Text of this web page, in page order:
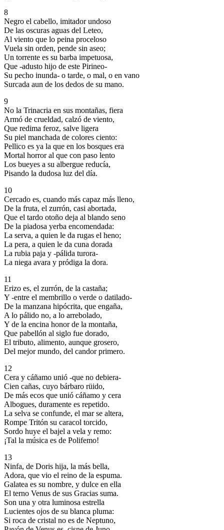
8
Negro el cabello, imitador undoso
De las oscuras aguas del Leteo,
Al viento que lo peina proceloso
Vuela sin orden, pende sin aseo;
Un torrente es su barba impetuosa,
Que -adusto hijo de este Pirineo-
Su pecho inunda- o tarde, o mal, o en vano
Surcada aun de los dedos de su mano.
9
No la Trinacria en sus montañas, fiera
Armó de crueldad, calzó de viento,
Que redima feroz, salve ligera
Su piel manchada de colores ciento:
Pellico es ya la que en los bosques era
Mortal horror al que con paso lento
Los bueyes a su albergue reducía,
Pisando la dudosa luz del día.
10
Cercado es, cuando más capaz más lleno,
De la fruta, el zurrón, casi abortada,
Que el tardo otoño deja al blando seno
De la piadosa yerba encomendada:
La serva, a quien le da rugas el heno;
La pera, a quien le da cuna dorada
La rubia paja y -pálida turora-
La niega avara y pródiga la dora.
11
Erizo es, el zurrón, de la castaña;
Y -entre el membrillo o verde o datilado-
De la manzana hipócrita, que engaña,
A lo pálido no, a lo arrebolado,
Y de la encina honor de la montaña,
Que pabellón al siglo fue dorado,
El tributo, alimento, aunque grosero,
Del mejor mundo, del candor primero.
12
Cera y cáñamo unió -que no debiera-
Cien cañas, cuyo bárbaro rüido,
De más ecos que unió cáñamo y cera
Albogues, duramente es repetido.
La selva se confunde, el mar se altera,
Rompe Tritón su caracol torcido,
Sordo huye el bajel a vela y remo:
¡Tal la música es de Polifemo!
13
Ninfa, de Doris hija, la más bella,
Adora, que vio el reino de la espuma.
Galatea es su nombre, y dulce en ella
El terno Venus de sus Gracias suma.
Son una y otra luminosa estrella
Lucientes ojos de su blanca pluma:
Si roca de cristal no es de Neptuno,